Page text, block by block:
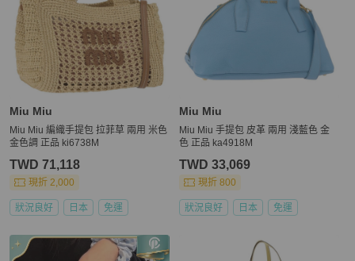
Miu Miu
Miu Miu 編織手提包 拉菲草 兩用 米色
金色調 正品 ki6738M
TWD 71,118
現折 2,000
狀況良好 日本 免運
Miu Miu
Miu Miu 手提包 皮革 兩用 淺藍色 金
色 正品 ka4918M
TWD 33,069
現折 800
狀況良好 日本 免運